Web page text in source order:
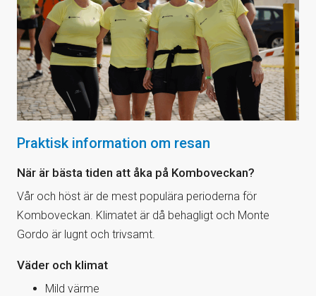
Praktisk information om resan
När är bästa tiden att åka på Komboveckan?
Vår och höst är de mest populära perioderna för
Komboveckan. Klimatet är då behagligt och Monte
Gordo är lugnt och trivsamt.
Väder och klimat
Mild värme